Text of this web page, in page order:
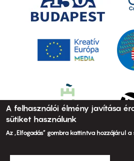
A felhasználói élmény javítása
sütiket használunk
Az „Elfogadás” gombra kattintva hozzájárul